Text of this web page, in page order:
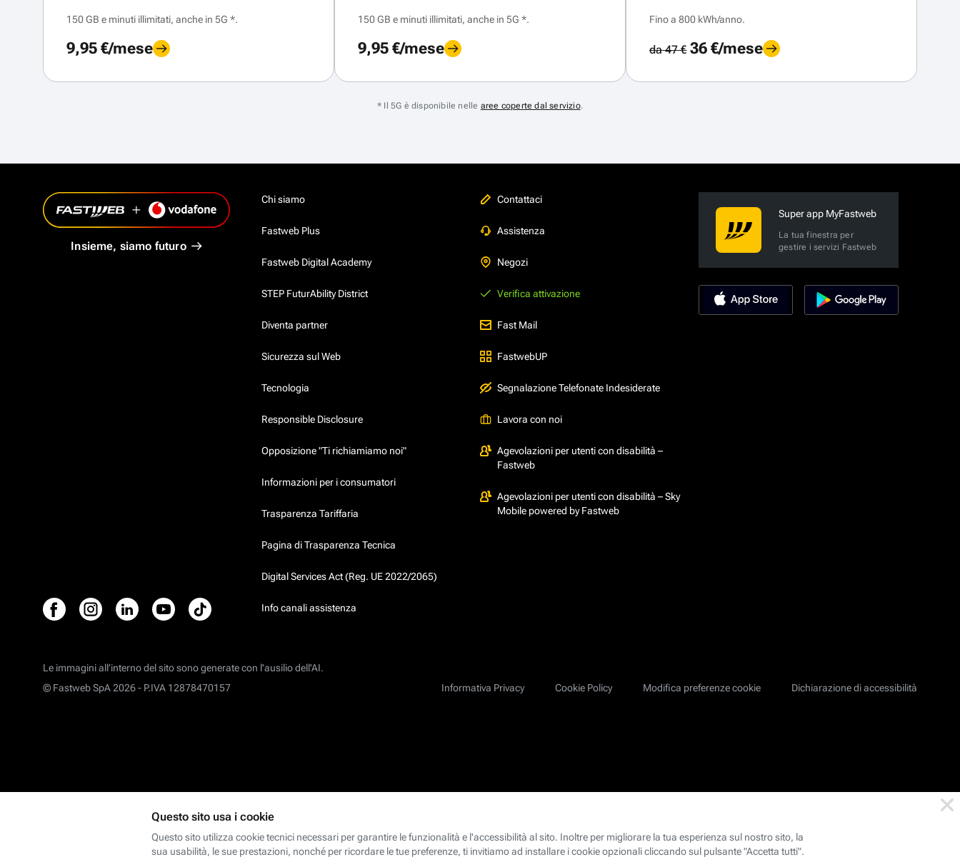
150 GB e minuti illimitati, anche in 5G *.
9,95 €/mese
150 GB e minuti illimitati, anche in 5G *.
9,95 €/mese
Fino a 800 kWh/anno.
da 47 €36 €/mese
* Il 5G è disponibile nelle aree coperte dal servizio.
Insieme, siamo futuro
Chi siamo
Fastweb Plus
Fastweb Digital Academy
STEP FuturAbility District
Diventa partner
Sicurezza sul Web
Tecnologia
Responsible Disclosure
Opposizione "Ti richiamiamo noi"
Informazioni per i consumatori
Trasparenza Tariffaria
Pagina di Trasparenza Tecnica
Digital Services Act (Reg. UE 2022/2065)
Info canali assistenza
Contattaci
Assistenza
Negozi
Verifica attivazione
Fast Mail
FastwebUP
Segnalazione Telefonate Indesiderate
Lavora con noi
Agevolazioni per utenti con disabilità –
Fastweb
Agevolazioni per utenti con disabilità – Sky
Mobile powered by Fastweb
Super app MyFastweb
La tua finestra per
gestire i servizi Fastweb
Le immagini all’interno del sito sono generate con l'ausilio dell'AI.
Informativa Privacy
Cookie Policy Modifica preferenze cookie Dichiarazione di accessibilità
© Fastweb SpA 2026 - P.IVA 12878470157